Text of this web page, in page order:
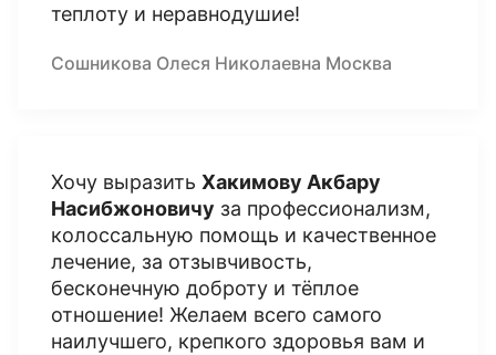
теплоту и неравнодушие!
Сошникова Олеся Николаевна Москва
Хочу выразить Хакимову Акбару
Насибжоновичу за профессионализм,
колоссальную помощь и качественное
лечение, за отзывчивость,
бесконечную доброту и тёплое
отношение! Желаем всего самого
наилучшего, крепкого здоровья вам и